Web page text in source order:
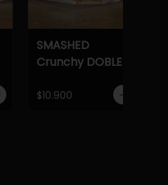
SMASHED
Crunchy DOBLE
$10.900